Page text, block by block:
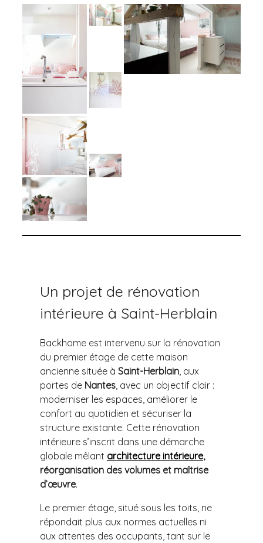
Un projet de rénovation
intérieure à Saint-Herblain
Backhome est intervenu sur la rénovation
du premier étage de cette maison
ancienne située à Saint-Herblain, aux
portes de Nantes, avec un objectif clair :
moderniser les espaces, améliorer le
confort au quotidien et sécuriser la
structure existante. Cette rénovation
intérieure s’inscrit dans une démarche
globale mêlant architecture intérieure,
réorganisation des volumes et maîtrise
d’œuvre.
Le premier étage, situé sous les toits, ne
répondait plus aux normes actuelles ni
aux attentes des occupants, tant sur le